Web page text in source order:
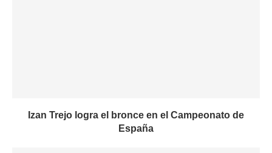
Izan Trejo logra el bronce en el Campeonato de
España